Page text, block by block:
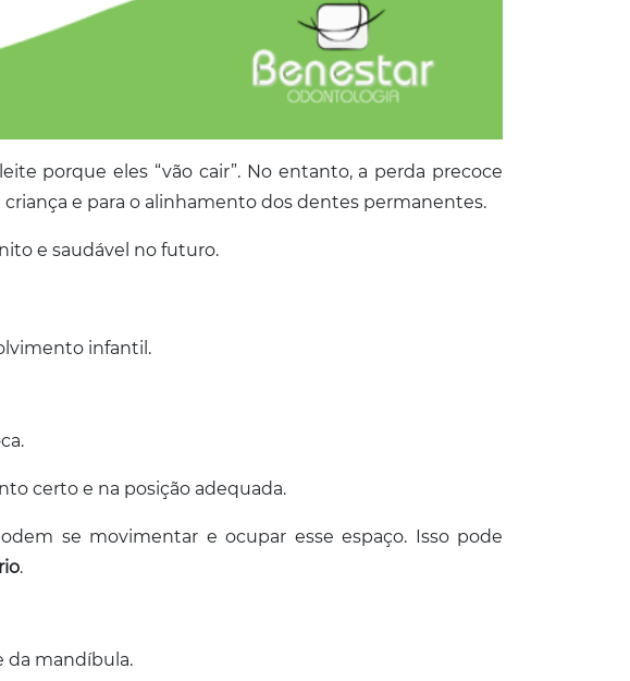
porque eles “vão cair”. No entanto, a perda precoce
e para o alinhamento dos dentes permanentes.
e saudável no futuro.
infantil.
certo e na posição adequada.
se movimentar e ocupar esse espaço. Isso pode
.
da mandíbula.